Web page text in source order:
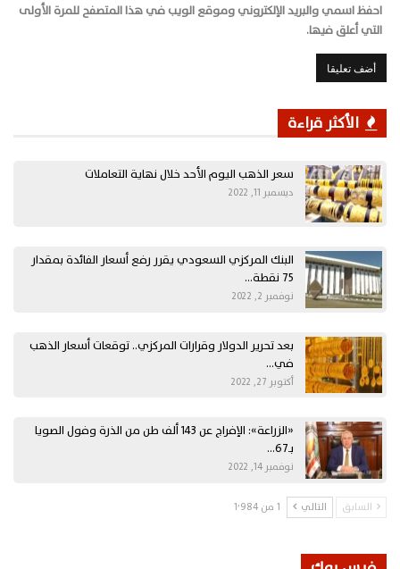
احفظ اسمي والبريد الإلكتروني وموقع الويب في هذا المتصفح للمرة الأولى
التي أعلق فيها.
الأكثر قراءة
سعر الذهب اليوم الأحد خلال نهاية التعاملات
ديسمبر 11, 2022
البنك المركزي السعودي يقرر رفع أسعار الفائدة بمقدار
75 نقطة…
نوفمبر 2, 2022
بعد تحرير الدولار وقرارات المركزي.. توقعات أسعار الذهب
في…
أكتوبر 27, 2022
«الزراعة»: الإفراج عن 143 ألف طن من الذرة وفول الصويا
بـ67…
نوفمبر 14, 2022
السابق التالي 1 من 1٬984